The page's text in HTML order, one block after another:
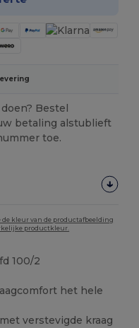
Bestel
betaling alstublieft
toe.
kleur van de productafbeelding
productkleur.
100/2
het hele
verstevigde kraag